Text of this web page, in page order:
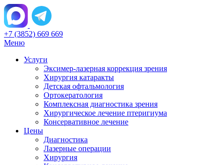
+7 (3852) 669 669
Меню
Услуги
Эксимер-лазерная коррекция зрения
Хирургия катаракты
Детская офтальмология
Ортокератология
Комплексная диагностика зрения
Хирургическое лечение птеригиума
Консервативное лечение
Цены
Диагностика
Лазерные операции
Хирургия